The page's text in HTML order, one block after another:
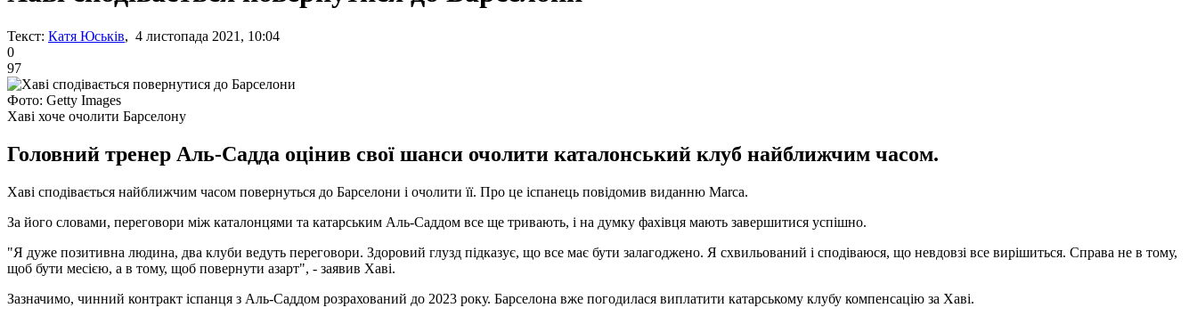
Текст: Катя Юськів, 4 листопада 2021, 10:04
0
97
Фото: Getty Images
Хаві хоче очолити Барселону
Головний тренер Аль-Садда оцінив свої шанси очолити каталонський клуб найближчим часом.
Хаві сподівається найближчим часом повернуться до Барселони і очолити її. Про це іспанець повідомив виданню Marca.
За його словами, переговори між каталонцями та катарським Аль-Саддом все ще тривають, і на думку фахівця мають завершитися успішно.
"Я дуже позитивна людина, два клуби ведуть переговори. Здоровий глузд підказує, що все має бути залагоджено. Я схвильований і сподіваюся, що невдовзі все вирішиться. Справа не в тому,
щоб бути месією, а в тому, щоб повернути азарт", - заявив Хаві.
Зазначимо, чинний контракт іспанця з Аль-Саддом розрахований до 2023 року. Барселона вже погодилася виплатити катарському клубу компенсацію за Хаві.